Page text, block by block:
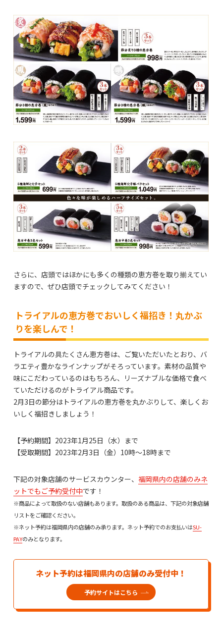
さらに、店頭ではほかにも多くの種類の恵方巻を取り揃えてい
ますので、ぜひ店頭でチェックしてみてください！
トライアルの恵方巻でおいしく福招き！丸かぶ
りを楽しんで！
トライアルの具たくさん恵方巻は、ご覧いただいたとおり、バ
ラエティ豊かなラインナップがそろっています。素材の品質や
味にこだわっているのはもちろん、リーズナブルな価格で食べ
ていただけるのがトライアル商品です。
2月3日の節分はトライアルの恵方巻を丸かぶりして、楽しくお
いしく福招きしましょう！
【予約期間】2023年1月25日（水）まで
【受取期間】2023年2月3日（金）10時～18時まで
下記の対象店舗のサービスカウンター、 福岡県内の店舗のみネ
ットでもご予約受付中です！
※商品によって取扱のない店舗もあります。取扱のある商品は、下記の対象店舗
リストをご確認ください。
※ネット予約は福岡県内の店舗のみ承ります。ネット予約でのお支払いはSU-
PAYのみとなります。
ネット予約は福岡県内の店舗のみ受付中！
予約サイトはこちら